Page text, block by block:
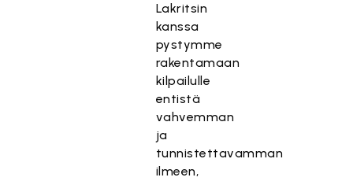
Lakritsin
kanssa
pystymme
rakentamaan
kilpailulle
entistä
vahvemman
ja
tunnistettavamman
ilmeen,